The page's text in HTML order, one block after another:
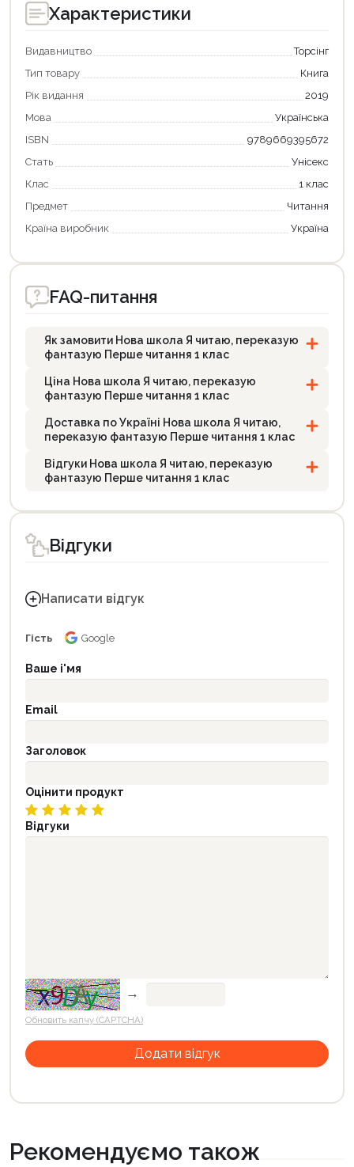
Характеристики
Видавництво
Торсінг
Тип товару
Книга
Рік видання
2019
Мова
Українська
ISBN
9789669395672
Стать
Унісекс
Клас
1 клас
Предмет
Читання
Країна виробник
Україна
FAQ-питання
Як замовити Нова школа Я читаю, переказую
фантазую Перше читання 1 клас
Ціна Нова школа Я читаю, переказую
фантазую Перше читання 1 клас
Доставка по Україні Нова школа Я читаю,
переказую фантазую Перше читання 1 клас
Відгуки Нова школа Я читаю, переказую
фантазую Перше читання 1 клас
Відгуки
Написати відгук
Гість Google
Ваше і'мя
Email
Заголовок
Оцінити продукт
Відгуки
→
Обновить капчу (CAPTCHA)
Рекомендуємо також
Продовжити покупки
Оформити замовлення